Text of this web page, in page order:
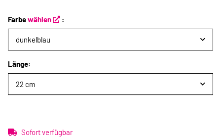
Farbewählen :
dunkelblau
Länge:
22 cm
Sofort verfügbar